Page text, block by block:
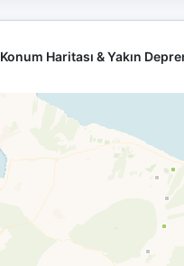
Konum Haritası & Yakın